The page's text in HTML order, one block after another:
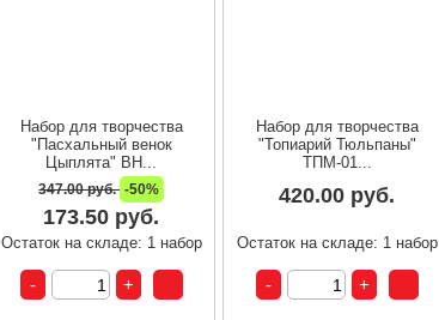
Набор для творчества
"Пасхальный венок
Цыплята" ВН...
347.00 руб. -50%
173.50 руб.
Остаток на складе: 1 набор
Набор для творчества
"Топиарий Тюльпаны"
ТПМ-01...
420.00 руб.
Остаток на складе: 1 набор